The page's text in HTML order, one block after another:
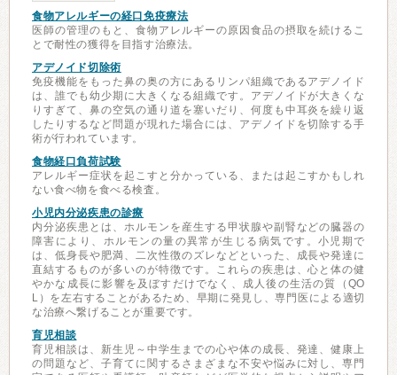
食物アレルギーの経口免疫療法
医師の管理のもと、食物アレルギーの原因食品の摂取を続けるこ
とで耐性の獲得を目指す治療法。
アデノイド切除術
免疫機能をもった鼻の奥の方にあるリンパ組織であるアデノイド
は、誰でも幼少期に大きくなる組織です。アデノイドが大きくな
りすぎて、鼻の空気の通り道を塞いだり、何度も中耳炎を繰り返
したりするなど問題が現れた場合には、アデノイドを切除する手
術が行われています。
食物経口負荷試験
アレルギー症状を起こすと分かっている、または起こすかもしれ
ない食べ物を食べる検査。
小児内分泌疾患の診療
内分泌疾患とは、ホルモンを産生する甲状腺や副腎などの臓器の
障害により、ホルモンの量の異常が生じる病気です。小児期で
は、低身長や肥満、二次性徴のズレなどといった、成長や発達に
直結するものが多いのが特徴です。これらの疾患は、心と体の健
やかな成長に影響を及ぼすだけでなく、成人後の生活の質（QO
L）を左右することがあるため、早期に発見し、専門医による適切
な治療へ繋げることが重要です。
育児相談
育児相談は、新生児～中学生までの心や体の成長、発達、健康上
の問題など、子育てに関するさまざまな不安や悩みに対し、専門